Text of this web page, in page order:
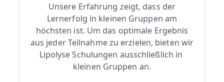
Unsere Erfahrung zeigt, dass der
Lernerfolg in kleinen Gruppen am
höchsten ist. Um das optimale Ergebnis
aus jeder Teilnahme zu erzielen, bieten wir
Lipolyse Schulungen ausschließlich in
kleinen Gruppen an.